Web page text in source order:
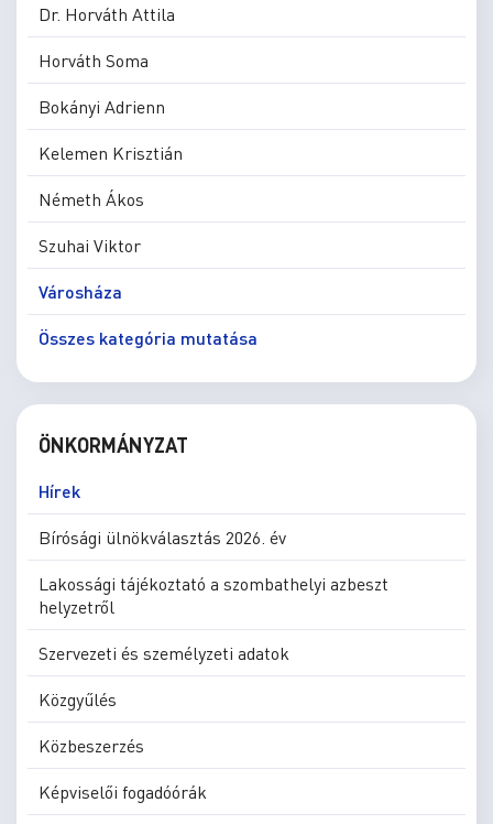
Dr. Horváth Attila
Horváth Soma
Bokányi Adrienn
Kelemen Krisztián
Németh Ákos
Szuhai Viktor
Városháza
Összes kategória mutatása
ÖNKORMÁNYZAT
Hírek
Bírósági ülnökválasztás 2026. év
Lakossági tájékoztató a szombathelyi azbeszt
helyzetről
Szervezeti és személyzeti adatok
Közgyűlés
Közbeszerzés
Képviselői fogadóórák